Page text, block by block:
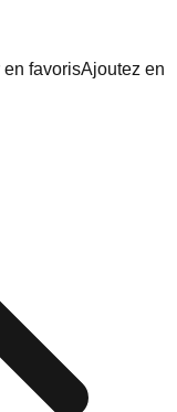
en favorisAjoutez en